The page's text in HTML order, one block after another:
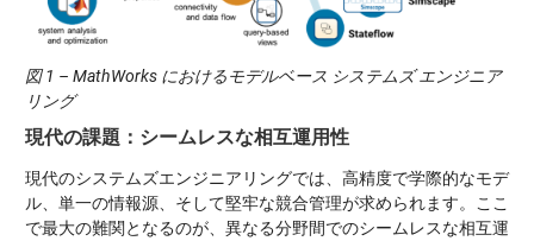
図 1 – MathWorks におけるモデルベース システムズ エンジニア
リング
現代の課題：シームレスな相互運用性
現代のシステムズエンジニアリングでは、高精度で学際的なモデ
ル、単一の情報源、そして堅牢な競合管理が求められます。ここ
で最大の難関となるのが、異なる分野間でのシームレスな相互運